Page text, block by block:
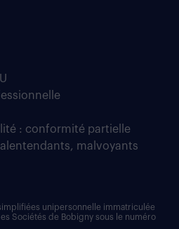
: conformité partielle
malvoyants
unipersonnelle immatriculée
Sociétés de Bobigny sous le numéro